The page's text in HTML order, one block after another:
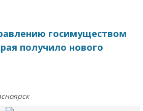
госимуществом
получило нового